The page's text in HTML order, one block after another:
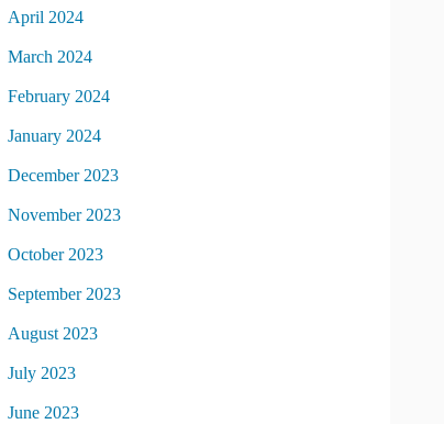
April 2024
March 2024
February 2024
January 2024
December 2023
November 2023
October 2023
September 2023
August 2023
July 2023
June 2023